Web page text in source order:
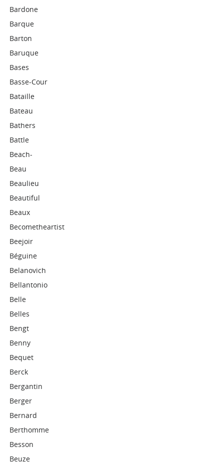
Bardone
Barque
Barton
Baruque
Bases
Basse-Cour
Bataille
Bateau
Bathers
Battle
Beach-
Beau
Beaulieu
Beautiful
Beaux
Becometheartist
Beejoir
Béguine
Belanovich
Bellantonio
Belle
Belles
Bengt
Benny
Bequet
Berck
Bergantin
Berger
Bernard
Berthomme
Besson
Beuze